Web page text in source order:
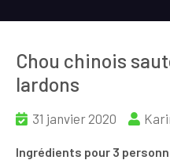
Chou chinois
lardons
31 janvier 2020
Ingrédients pour 3